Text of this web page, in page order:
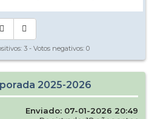
3 - Votos negativos: 0
2025-2026
Enviado: 07-01-2026 20:49